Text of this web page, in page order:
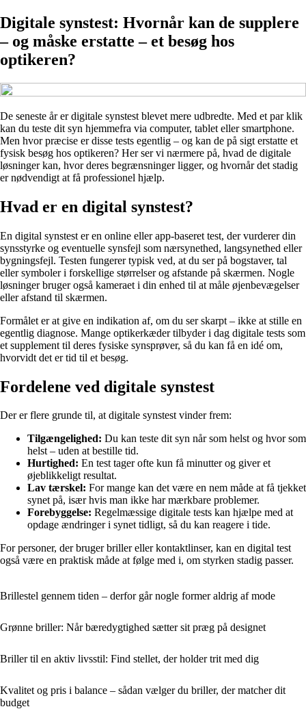
Digitale synstest: Hvornår kan de supplere
– og måske erstatte – et besøg hos
optikeren?
De seneste år er digitale synstest blevet mere udbredte. Med et par klik
kan du teste dit syn hjemmefra via computer, tablet eller smartphone.
Men hvor præcise er disse tests egentlig – og kan de på sigt erstatte et
fysisk besøg hos optikeren? Her ser vi nærmere på, hvad de digitale
løsninger kan, hvor deres begrænsninger ligger, og hvornår det stadig
er nødvendigt at få professionel hjælp.
Hvad er en digital synstest?
En digital synstest er en online eller app-baseret test, der vurderer din
synsstyrke og eventuelle synsfejl som nærsynethed, langsynethed eller
bygningsfejl. Testen fungerer typisk ved, at du ser på bogstaver, tal
eller symboler i forskellige størrelser og afstande på skærmen. Nogle
løsninger bruger også kameraet i din enhed til at måle øjenbevægelser
eller afstand til skærmen.
Formålet er at give en indikation af, om du ser skarpt – ikke at stille en
egentlig diagnose. Mange optikerkæder tilbyder i dag digitale tests som
et supplement til deres fysiske synsprøver, så du kan få en idé om,
hvorvidt det er tid til et besøg.
Fordelene ved digitale synstest
Der er flere grunde til, at digitale synstest vinder frem:
Tilgængelighed: Du kan teste dit syn når som helst og hvor som
helst – uden at bestille tid.
Hurtighed: En test tager ofte kun få minutter og giver et
øjeblikkeligt resultat.
Lav tærskel: For mange kan det være en nem måde at få tjekket
synet på, især hvis man ikke har mærkbare problemer.
Forebyggelse: Regelmæssige digitale tests kan hjælpe med at
opdage ændringer i synet tidligt, så du kan reagere i tide.
For personer, der bruger briller eller kontaktlinser, kan en digital test
også være en praktisk måde at følge med i, om styrken stadig passer.
Brillestel gennem tiden – derfor går nogle former aldrig af mode
Grønne briller: Når bæredygtighed sætter sit præg på designet
Briller til en aktiv livsstil: Find stellet, der holder trit med dig
Kvalitet og pris i balance – sådan vælger du briller, der matcher dit
budget